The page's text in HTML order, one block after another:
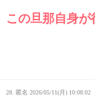
この旦那自身
28. 匿名 2026/05/11(月) 10:08:02